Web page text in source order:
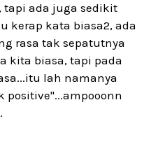
tapi ada juga sedikit
kerap kata biasa2, ada
rasa tak sepatutnya
kita biasa, tapi pada
lah namanya
positive"...ampooonn